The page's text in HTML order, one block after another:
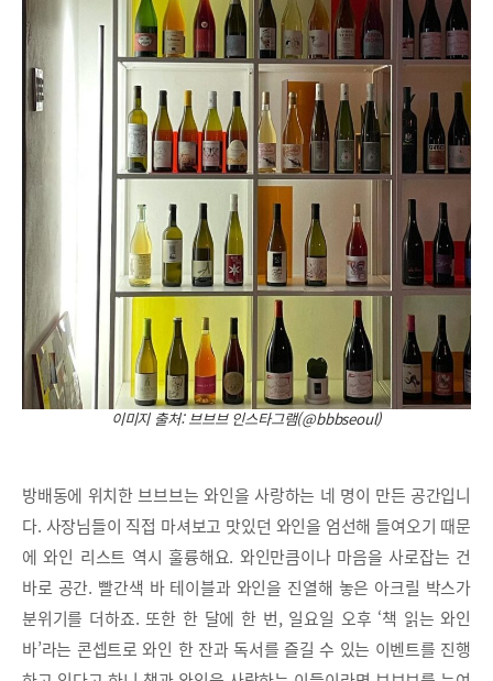
이미지 출처: 브브브 인스타그램(@bbbseoul)
방배동에 위치한 브브브는 와인을 사랑하는 네 명이 만든 공간입니
다. 사장님들이 직접 마셔보고 맛있던 와인을 엄선해 들여오기 때문
에 와인 리스트 역시 훌륭해요. 와인만큼이나 마음을 사로잡는 건
바로 공간. 빨간색 바 테이블과 와인을 진열해 놓은 아크릴 박스가
분위기를 더하죠. 또한 한 달에 한 번, 일요일 오후 ‘책 읽는 와인
바’라는 콘셉트로 와인 한 잔과 독서를 즐길 수 있는 이벤트를 진행